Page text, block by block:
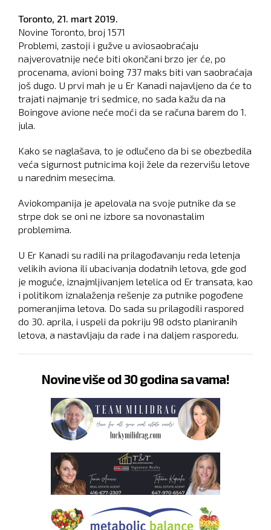
Toronto, 21. mart 2019.
Novine Toronto, broj 1571
Problemi, zastoji i gužve u aviosaobraćaju
najverovatnije neće biti okončani brzo jer će, po
procenama, avioni boing 737 maks biti van saobraćaja
još dugo. U prvi mah je u Er Kanadi najavljeno da će to
trajati najmanje tri sedmice, no sada kažu da na
Boingove avione neće moći da se računa barem do 1.
jula.
Kako se naglašava, to je odlučeno da bi se obezbedila
veća sigurnost putnicima koji žele da rezervišu letove
u narednim mesecima.
Aviokompanija je apelovala na svoje putnike da se
strpe dok se oni ne izbore sa novonastalim
problemima.
U Er Kanadi su radili na prilagođavanju reda letenja
velikih aviona ili ubacivanja dodatnih letova, gde god
je moguće, iznajmljivanjem letelica od Er transata, kao
i politikom iznalaženja rešenje za putnike pogođene
pomeranjima letova. Do sada su prilagodili raspored
do 30. aprila, i uspeli da pokriju 98 odsto planiranih
letova, a nastavljaju da rade i na daljem rasporedu.
Novine više od 30 godina sa vama!